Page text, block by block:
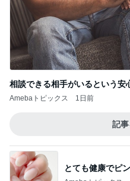
相談できる相手がいるという安
Amebaトピックス 1日前
記
とても健康でピ